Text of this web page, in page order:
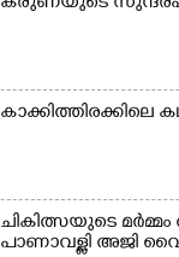
ചികിത്സയുടെ
പാണാവള്ളി അജി